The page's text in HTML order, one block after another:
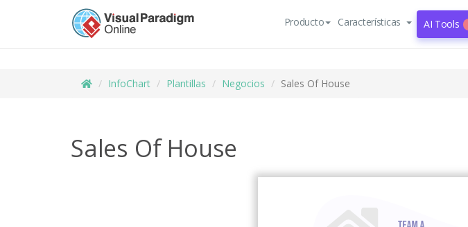
Producto Características AI Tools
InfoChart Plantillas Negocios Sales Of House
Sales Of House